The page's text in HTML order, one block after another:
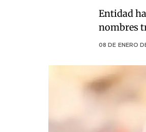
Entidad
nombres
08 DE ENERO